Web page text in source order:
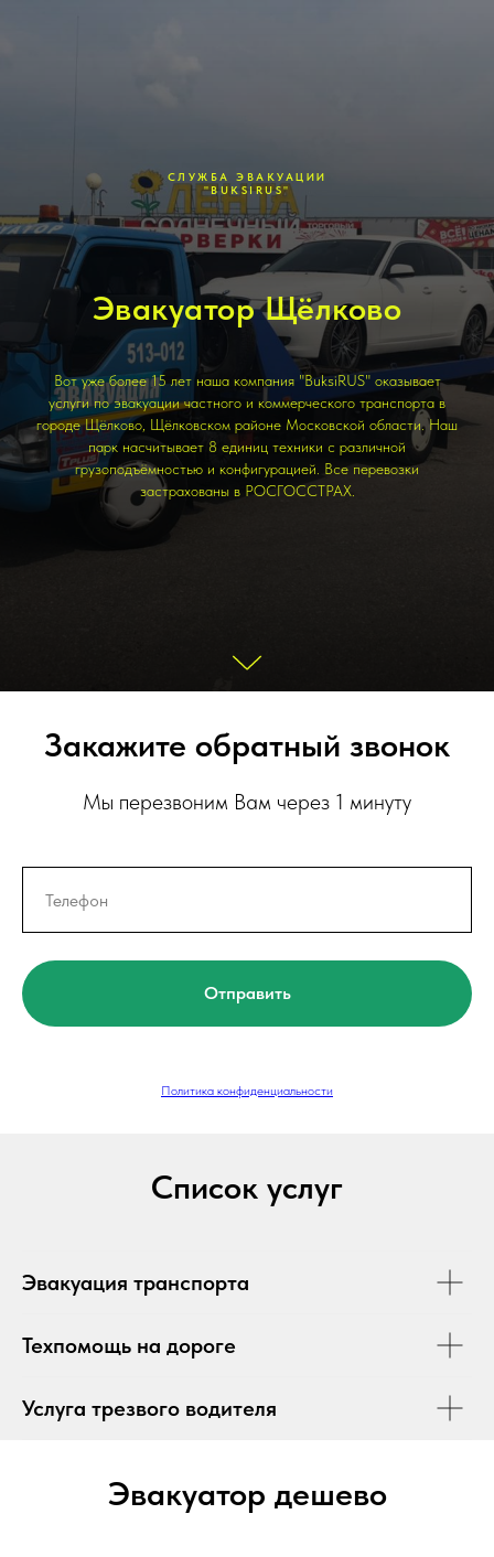
СЛУЖБА ЭВАКУАЦИИ
"BUKSIRUS"
Эвакуатор Щёлково
Вот уже более 15 лет наша компания "BuksiRUS" оказывает
услуги по эвакуации частного и коммерческого транспорта в
городе Щёлково, Щёлковском районе Московской области. Наш
парк насчитывает 8 единиц техники с различной
грузоподъёмностью и конфигурацией. Все перевозки
застрахованы в РОСГОССТРАХ.
Закажите обратный звонок
Мы перезвоним Вам через 1 минуту
Отправить
Политика конфиденциальности
Список услуг
Эвакуация транспорта
Техпомощь на дороге
Услуга трезвого водителя
Эвакуатор дешево